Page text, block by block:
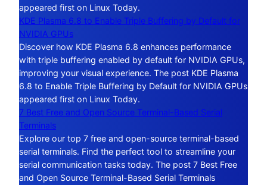
appeared first on Linux Today.
KDE Plasma 6.8 to Enable Triple Buffering by Default for
NVIDIA GPUs
Discover how KDE Plasma 6.8 enhances performance
with triple buffering enabled by default for NVIDIA GPUs,
improving your visual experience. The post KDE Plasma
6.8 to Enable Triple Buffering by Default for NVIDIA GPUs
appeared first on Linux Today.
7 Best Free and Open Source Terminal-Based Serial
Terminals
Explore our top 7 free and open-source terminal-based
serial terminals. Find the perfect tool to streamline your
serial communication tasks today. The post 7 Best Free
and Open Source Terminal-Based Serial Terminals